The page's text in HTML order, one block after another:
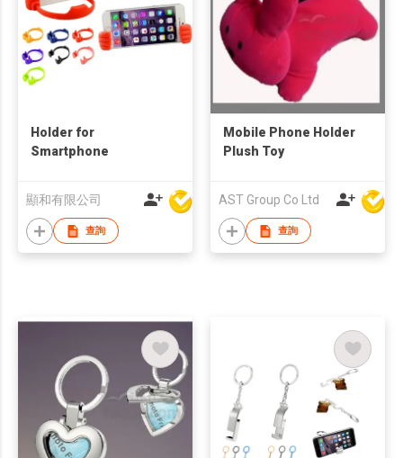
Holder for
Smartphone
顯和有限公司
查詢
Mobile Phone Holder
Plush Toy
AST Group Co Ltd
查詢